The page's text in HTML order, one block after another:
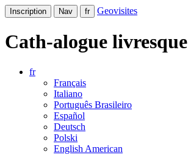
Inscription Nav fr Geovisites
Cath-alogue livresque
fr
Français
Italiano
Português Brasileiro
Español
Deutsch
Polski
English American